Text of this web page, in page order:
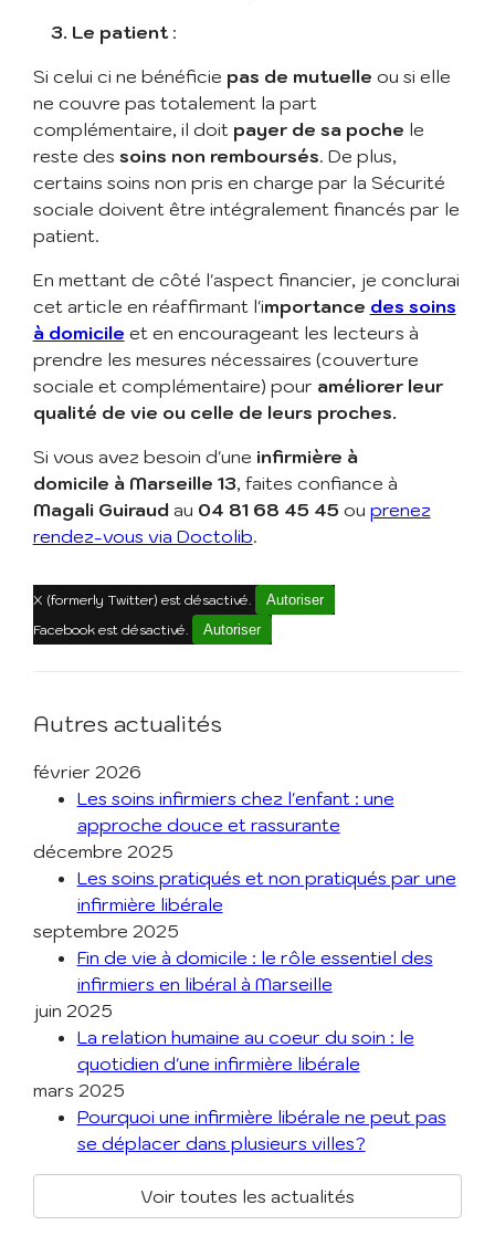
3. Le patient:
Si celui ci ne bénéficie pas de mutuelle ou si elle
ne couvre pas totalement la part
complémentaire, il doit payer de sa poche le
reste des soins non remboursés. De plus,
certains soins non pris en charge par la Sécurité
sociale doivent être intégralement financés par le
patient.
En mettant de côté l'aspect financier, je conclurai
cet article en réaffirmant l'importance des soins
à domicile et en encourageant les lecteurs à
prendre les mesures nécessaires (couverture
sociale et complémentaire) pour améliorer leur
qualité de vie ou celle de leurs proches.
Si vous avez besoin d'une infirmière à
domicile à Marseille 13, faites confiance à
Magali Guiraudau 04 81 68 45 45 ou prenez
rendez-vous via Doctolib.
X (formerly Twitter) est désactivé.
Autoriser
Facebook est désactivé.
Autoriser
Autres actualités
février 2026
Les soins infirmiers chez l'enfant : une
approche douce et rassurante
décembre 2025
Les soins pratiqués et non pratiqués par une
infirmière libérale
septembre 2025
Fin de vie à domicile : le rôle essentiel des
infirmiers en libéral à Marseille
juin 2025
La relation humaine au coeur du soin : le
quotidien d'une infirmière libérale
mars 2025
Pourquoi une infirmière libérale ne peut pas
se déplacer dans plusieurs villes?
Voir toutes les actualités